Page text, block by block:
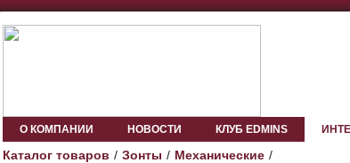
О КОМПАНИИ НОВОСТИ КЛУБ EDMINS
Каталог товаров Зонты Механические